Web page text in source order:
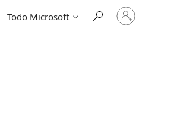
Todo Microsoft
Iniciar
sesión